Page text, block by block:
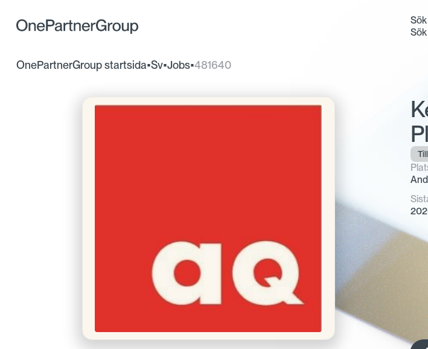
OnePartnerGroup startsida•Sv•Jobs•481640